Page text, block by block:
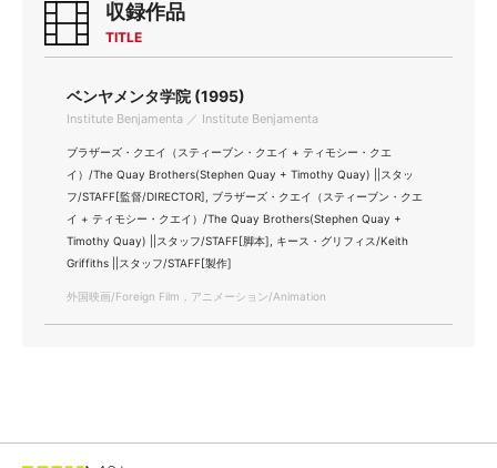
収録作品
TITLE
ベンヤメンタ学院 (1995)
Institute Benjamenta ／ Institute Benjamenta
ブラザーズ・クエイ（スティーブン・クエイ + ティモシー・クエ
イ）/The Quay Brothers(Stephen Quay + Timothy Quay) ||スタッ
フ/STAFF[監督/DIRECTOR], ブラザーズ・クエイ（スティーブン・クエ
イ + ティモシー・クエイ）/The Quay Brothers(Stephen Quay +
Timothy Quay) ||スタッフ/STAFF[脚本], キース・グリフィス/Keith
Griffiths ||スタッフ/STAFF[製作]
外国映画/Foreign Film，アニメーション/Animation